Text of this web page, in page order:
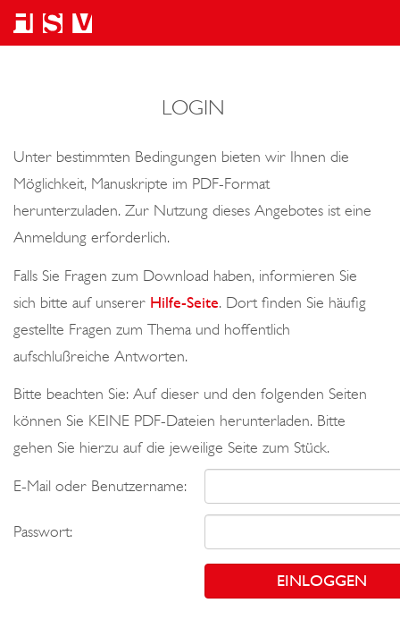
LOGIN
Unter bestimmten Bedingungen bieten wir Ihnen die
Möglichkeit, Manuskripte im PDF-Format
herunterzuladen. Zur Nutzung dieses Angebotes ist eine
Anmeldung erforderlich.
Falls Sie Fragen zum Download haben, informieren Sie
sich bitte auf unserer Hilfe-Seite. Dort finden Sie häufig
gestellte Fragen zum Thema und hoffentlich
aufschlußreiche Antworten.
Bitte beachten Sie: Auf dieser und den folgenden Seiten
können Sie KEINE PDF-Dateien herunterladen. Bitte
gehen Sie hierzu auf die jeweilige Seite zum Stück.
E-Mail oder Benutzername:
Passwort: